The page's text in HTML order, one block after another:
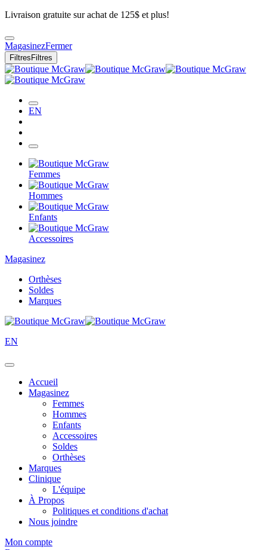
Livraison gratuite sur achat de 125$ et plus!
MagasinezFermer
Filtres Filtres
EN
Femmes
Hommes
Enfants
Accessoires
Magasinez
Orthèses
Soldes
Marques
EN
Accueil
Magasinez
Femmes
Hommes
Enfants
Accessoires
Soldes
Orthèses
Marques
Clinique
L'équipe
À Propos
Politiques et conditions d'achat
Nous joindre
Mon compte